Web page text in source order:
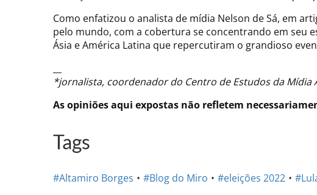
Como enfatizou o analista de mídia Nelson de Sá, em
pelo mundo, com a cobertura se concentrando em seu
Ásia e América Latina que repercutiram o grandioso
*jornalista, coordenador do Centro de Estudos da
As opiniões aqui expostas não refletem
Tags
#Altamiro Borges #Blog do Miro #eleições 2022